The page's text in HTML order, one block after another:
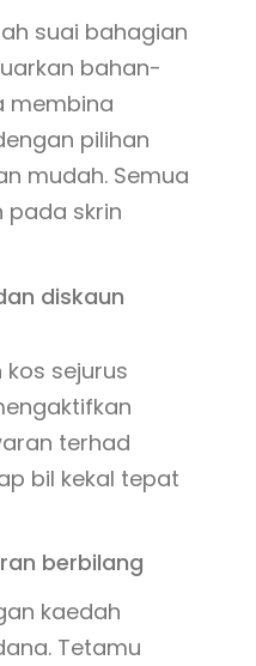
suai bahagian
bahan-
membina
pilihan
mudah. Semua
pada skrin
diskaun
sejurus
terhad
bil kekal tepat
berbilang
kaedah
Tetamu